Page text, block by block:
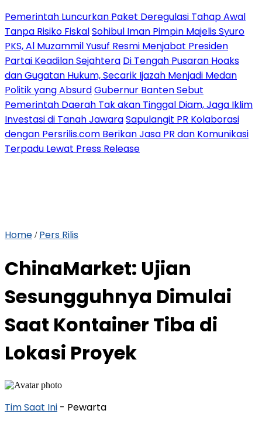
Pemerintah Luncurkan Paket Deregulasi Tahap Awal
Tanpa Risiko FiskalSohibul Iman Pimpin Majelis Syuro
PKS, Al Muzammil Yusuf Resmi Menjabat Presiden
Partai Keadilan Sejahtera Di Tengah Pusaran Hoaks
dan Gugatan Hukum, Secarik Ijazah Menjadi Medan
Politik yang AbsurdGubernur Banten Sebut
Pemerintah Daerah Tak akan Tinggal Diam, Jaga Iklim
Investasi di Tanah JawaraSapulangit PR Kolaborasi
dengan Persrilis.com Berikan Jasa PR dan Komunikasi
Terpadu Lewat Press Release
Home / Pers Rilis
ChinaMarket: Ujian
Sesungguhnya Dimulai
Saat Kontainer Tiba di
Lokasi Proyek
Tim Saat Ini - Pewarta